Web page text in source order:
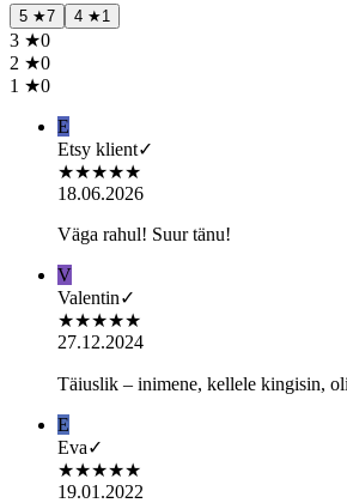
5 ★7 4 ★1
3 ★0
2 ★0
1 ★0
E
Etsy klient✓
★★★★★
18.06.2026
Väga rahul! Suur tänu!
V
Valentin✓
★★★★★
27.12.2024
Täiuslik – inimene, kellele kingisin,
E
Eva✓
★★★★★
19.01.2022